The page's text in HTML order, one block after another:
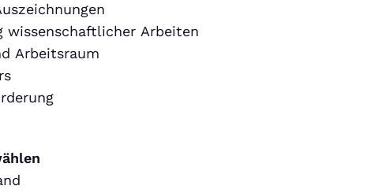
wissenschaftlicher Arbeiten
Arbeitsraum